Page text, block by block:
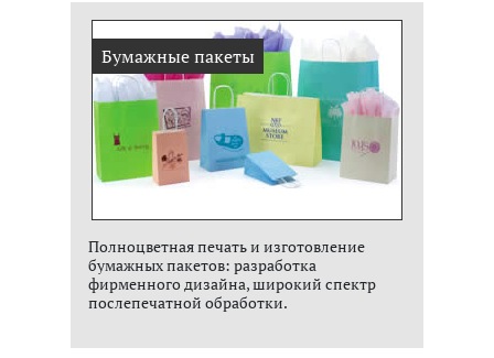
Бумажные пакеты
Полноцветная печать и изготовление
бумажных пакетов: разработка
фирменного дизайна, широкий спектр
послепечатной обработки.